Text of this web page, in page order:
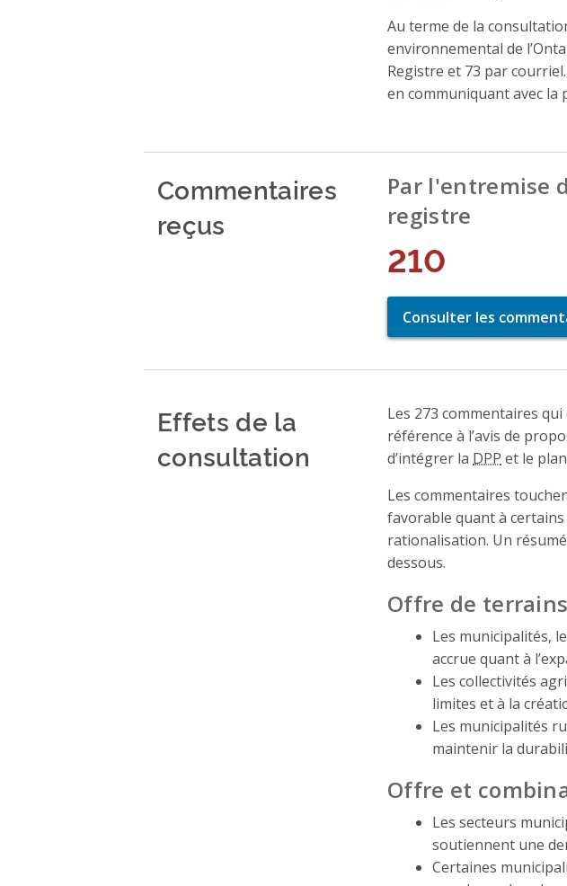
Au terme de la
environnemental de
Registre et 73 par
en communiquant avec
Commentaires
reçus
Par l'entremise
registre
210
Consulter les
Effets de la
consultation
Les 273 commentaires
référence à l’avis de
d’intégrer la DPP et le
Les commentaires
favorable quant à
rationalisation. Un
dessous.
Offre de
Les municipalités,
accrue quant à
Les collectivités
limites et à la
Les municipalités
maintenir la
Offre et
Les secteurs
soutiennent une
Certaines